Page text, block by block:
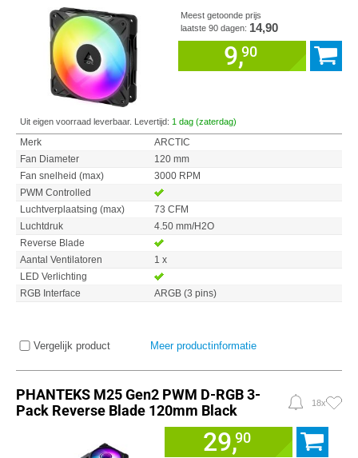
Meest getoonde prijs
laatste 90 dagen: 14,90
9,90
Uit eigen voorraad leverbaar. Levertijd: 1 dag (zaterdag)
Merk
ARCTIC
Fan Diameter
120 mm
Fan snelheid (max)
3000 RPM
PWM Controlled
Luchtverplaatsing (max)
73 CFM
Luchtdruk
4.50 mm/H2O
Reverse Blade
Aantal Ventilatoren
1 x
LED Verlichting
RGB Interface
ARGB (3 pins)
Vergelijk product Meer productinformatie
PHANTEKS M25 Gen2 PWM D-RGB 3-
Pack Reverse Blade 120mm Black
18x
29,90